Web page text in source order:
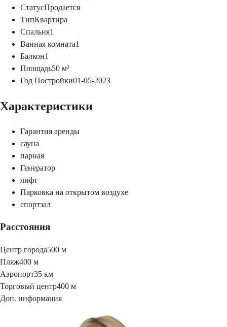
СтатусПродается
ТипКвартира
Спальня1
Ванная комната1
Балкон1
Площадь50 м²
Год Постройки01-05-2023
Характеристики
Гарантия аренды
сауна
парная
Генератор
лифт
Парковка на открытом воздухе
спортзал
Расстояния
Центр города500 м
Пляж400 м
Аэропорт35 км
Торговый центр400 м
Доп. информация